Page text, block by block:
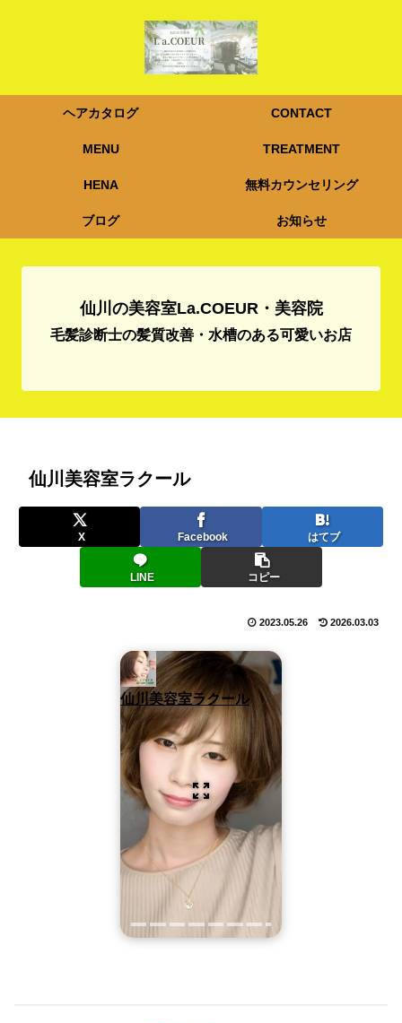
ヘアカタログ CONTACT
MENU TREATMENT
HENA 無料カウンセリング
ブログ お知らせ
仙川の美容室La.COEUR・美容院
毛髪診断士の髪質改善・水槽のある可愛いお店
仙川美容室ラクール
X Facebook はてブ
LINE コピー
2023.05.26 2026.03.03
仙川美容室ラクール